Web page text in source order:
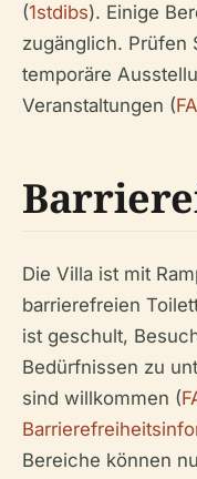
(1stdibs). Einige
zugänglich. Prüfen
temporäre
Veranstaltungen (
Die Villa ist mit
barrierefreien
ist geschult,
Bedürfnissen zu
sind willkommen (
Bereiche können